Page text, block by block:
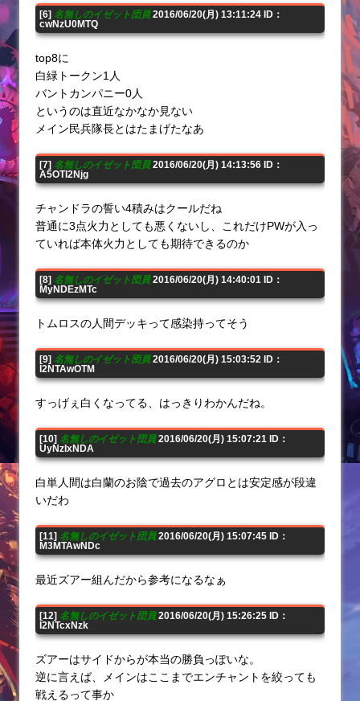
[6] 名無しのイゼット団員2016/06/20(月) 13:11:24 ID：
cwNzU0MTQ
top8に
白緑トークン1人
バントカンパニー0人
というのは直近なかなか見ない
メイン民兵隊長とはたまげたなあ
[7] 名無しのイゼット団員2016/06/20(月) 14:13:56 ID：
A5OTI2Njg
チャンドラの誓い4積みはクールだね
普通に3点火力としても悪くないし、これだけPWが入っ
ていれば本体火力としても期待できるのか
[8] 名無しのイゼット団員2016/06/20(月) 14:40:01 ID：
MyNDEzMTc
トムロスの人間デッキって感染持ってそう
[9] 名無しのイゼット団員2016/06/20(月) 15:03:52 ID：
I2NTAwOTM
すっげぇ白くなってる、はっきりわかんだね。
[10] 名無しのイゼット団員2016/06/20(月) 15:07:21 ID：
UyNzIxNDA
白単人間は白蘭のお陰で過去のアグロとは安定感が段違
いだわ
[11] 名無しのイゼット団員2016/06/20(月) 15:07:45 ID：
M3MTAwNDc
最近ズアー組んだから参考になるなぁ
[12] 名無しのイゼット団員2016/06/20(月) 15:26:25 ID：
I2NTcxNzk
ズアーはサイドからが本当の勝負っぽいな。
逆に言えば、メインはここまでエンチャントを絞っても
戦えるって事か